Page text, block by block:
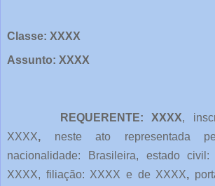
Classe: XXXX
Assunto: XXXX
REQUERENTE: XXXX,
XXXX, neste ato representada
nacionalidade: Brasileira, estado civil:
XXXX, filiação: XXXX e de XXXX,